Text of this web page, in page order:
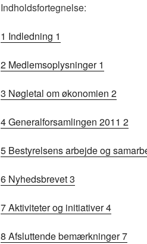
Indholdsfortegnelse:
1 Indledning 1
2 Medlemsoplysninger 1
3 Nøgletal om økonomien 2
4 Generalforsamlingen 2011 2
5 Bestyrelsens arbejde og
6 Nyhedsbrevet 3
7 Aktiviteter og initiativer 4
8 Afsluttende bemærkninger 7